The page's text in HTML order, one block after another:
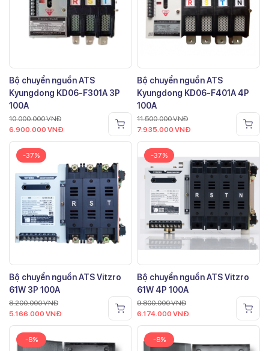
Bộ chuyển nguồn ATS
Kyungdong KD06-F301A 3P
100A
10.000.000VNĐ
6.900.000 VNĐ
Bộ chuyển nguồn ATS
Kyungdong KD06-F401A 4P
100A
11.500.000VNĐ
7.935.000 VNĐ
-37%
Bộ chuyển nguồn ATS Vitzro
61W 3P 100A
8.200.000VNĐ
5.166.000 VNĐ
-37%
Bộ chuyển nguồn ATS Vitzro
61W 4P 100A
9.800.000VNĐ
6.174.000 VNĐ
-8% -8%